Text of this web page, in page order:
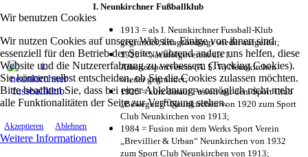
Wir benutzen Cookies
Wir nutzen Cookies auf unserer Website. Einige von ihnen sind
essenziell für den Betrieb der Seite, während andere uns helfen, diese
Website und die Nutzererfahrung zu verbessern (Tracking Cookies).
Sie können selbst entscheiden, ob Sie die Cookies zulassen möchten.
Bitte beachten Sie, dass bei einer Ablehnung womöglich nicht mehr
alle Funktionalitäten der Seite zur Verfügung stehen.
Akzeptieren Ablehnen
Weitere Informationen
I. Neunkirchner Fußballklub
1913 = als I. Neunkirchner Fussball-Klub
gegründet, kriegsbedingt wieder aufgelöst;
1925 = Nachfolgeverein als 1.
Arbeitersportverein (A. S. V.) Neunkirchen
wieder gegründet;
1925 = kurz darauf Fusion mit dem Sport Club
„Bewegung“ Neunkirchen von 1920 zum Sport
Club Neunkirchen von 1913;
1984 = Fusion mit dem Werks Sport Verein
„Brevillier & Urban“ Neunkirchen von 1932
zum Sport Club Neunkirchen von 1913;